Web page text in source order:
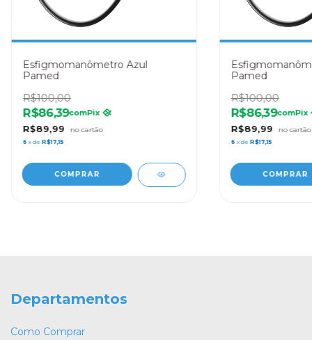
Esfigmomanômetro Azul
Pamed
R$100,00
R$89,99
R$86,39comPix
6 x de R$17,15
Pamed
R$100,00
R$89,99
R$86,39comPix
6 x de R$17,15
Departamentos
Como Comprar